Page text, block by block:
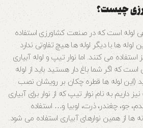
چیست؟
لوله است که در صنعت کشاورزی استفاده
لوله ها با دیگر لوله ها هیچ تفاوتی ندارد
استفاده می کنند. اما نوار تیپ و لوله آبیاری
که اگر شما باغ دار هستید باید از لوله
(این لوله ها قطره چکان بر رویشان نصب
داریم به نام نوار تیپ که از نوار برای آبیاری
جو، چغندر، ذرت، لوبیا و… استفاده
ها از همین نوارهای آبیاری استفاده می شود.